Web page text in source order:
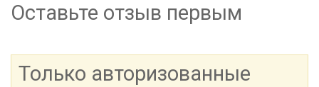
Оставьте отзыв первым
Только авторизованные